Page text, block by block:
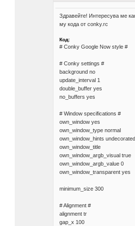
Здравейте! Интересува ме
му кода от conky.rc
Код:
# Conky Google Now style #
# Conky settings #
background no
update_interval 1
double_buffer yes
no_buffers yes
# Window specifications #
own_window yes
own_window_type normal
own_window_hints
own_window_title
own_window_argb_visual true
own_window_argb_value 0
own_window_transparent yes
minimum_size 300
# Alignment #
alignment tr
gap_x 100